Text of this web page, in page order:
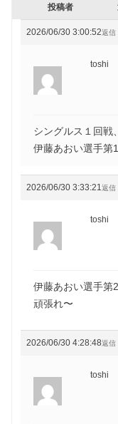
投稿者
2026/06/30 3:00:52返信
toshi
シングルス１回戦
伊藤あおい選手第
2026/06/30 3:33:21返信
toshi
伊藤あおい選手第
頑張れ〜
2026/06/30 4:28:48返信
toshi